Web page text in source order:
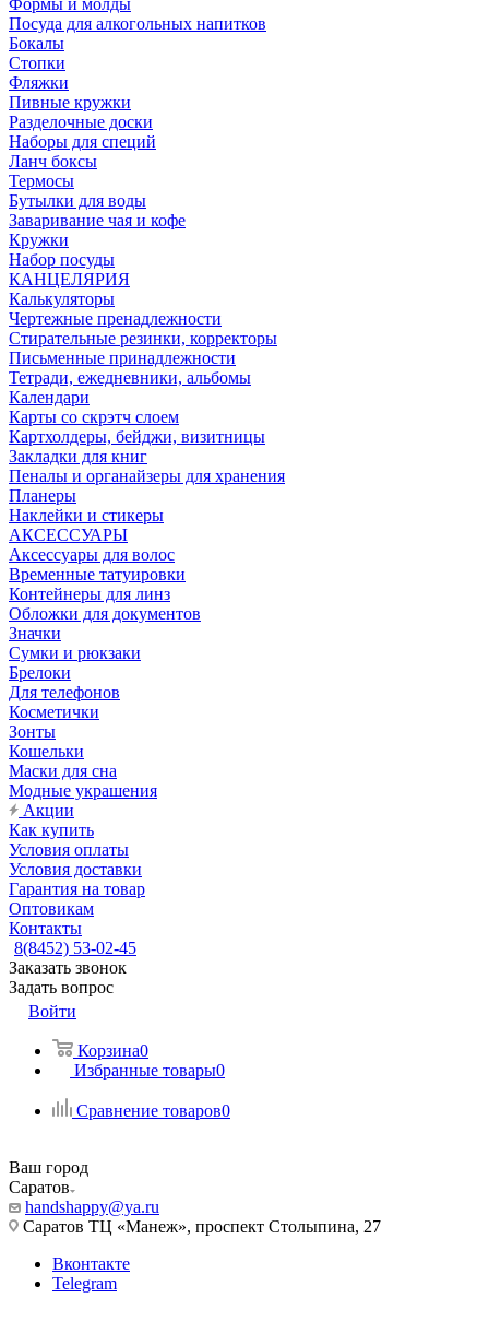
Формы и молды
Посуда для алкогольных напитков
Бокалы
Стопки
Фляжки
Пивные кружки
Разделочные доски
Наборы для специй
Ланч боксы
Термосы
Бутылки для воды
Заваривание чая и кофе
Кружки
Набор посуды
КАНЦЕЛЯРИЯ
Калькуляторы
Чертежные пренадлежности
Стирательные резинки, корректоры
Письменные принадлежности
Тетради, ежедневники, альбомы
Календари
Карты со скрэтч слоем
Картхолдеры, бейджи, визитницы
Закладки для книг
Пеналы и органайзеры для хранения
Планеры
Наклейки и стикеры
АКСЕССУАРЫ
Аксессуары для волос
Временные татуировки
Контейнеры для линз
Обложки для документов
Значки
Сумки и рюкзаки
Брелоки
Для телефонов
Косметички
Зонты
Кошельки
Маски для сна
Модные украшения
Акции
Как купить
Условия оплаты
Условия доставки
Гарантия на товар
Оптовикам
Контакты
8(8452) 53-02-45
Заказать звонок
Задать вопрос
Войти
Корзина0
Избранные товары0
Сравнение товаров0
Ваш город
Саратов
handshappy@ya.ru
Саратов ТЦ «Манеж», проспект Столыпина, 27
Вконтакте
Telegram